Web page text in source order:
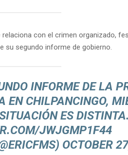
con el crimen organizado,
su segundo informe de gobierno.
INFORME DE LA
EN CHILPANCINGO,
ES DISTINTA.
JWJGMP1F44
OCTOBER